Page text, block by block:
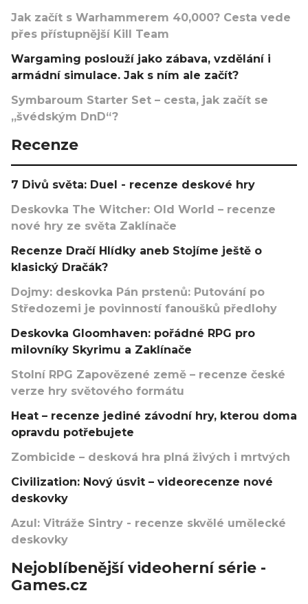
Jak začít s Warhammerem 40,000? Cesta vede
přes přístupnější Kill Team
Wargaming poslouží jako zábava, vzdělání i
armádní simulace. Jak s ním ale začít?
Symbaroum Starter Set – cesta, jak začít se
„švédským DnD“?
Recenze
7 Divů světa: Duel - recenze deskové hry
Deskovka The Witcher: Old World – recenze
nové hry ze světa Zaklínače
Recenze Dračí Hlídky aneb Stojíme ještě o
klasický Dračák?
Dojmy: deskovka Pán prstenů: Putování po
Středozemi je povinností fanoušků předlohy
Deskovka Gloomhaven: pořádné RPG pro
milovníky Skyrimu a Zaklínače
Stolní RPG Zapovězené země – recenze české
verze hry světového formátu
Heat – recenze jediné závodní hry, kterou doma
opravdu potřebujete
Zombicide – desková hra plná živých i mrtvých
Civilization: Nový úsvit – videorecenze nové
deskovky
Azul: Vitráže Sintry - recenze skvělé umělecké
deskovky
Nejoblíbenější videoherní série -
Games.cz